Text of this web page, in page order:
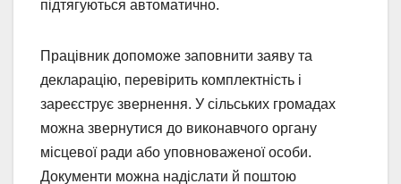
підтягуються автоматично.
Працівник допоможе заповнити заяву та
декларацію, перевірить комплектність і
зареєструє звернення. У сільських громадах
можна звернутися до виконавчого органу
місцевої ради або уповноваженої особи.
Документи можна надіслати й поштою